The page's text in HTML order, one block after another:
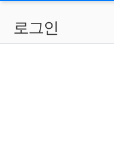
로그인